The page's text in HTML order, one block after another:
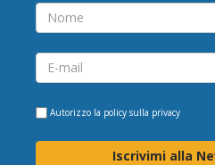
Autorizzo la policy sulla privacy
Iscrivimi alla